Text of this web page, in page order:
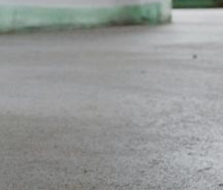
štátoch Európskej únie alebo v iných
prípadoch sa prenáša plná IP-adresa
spoločnosť Google tieto informácie
a na poskytnutie ďalších služieb
Vašim prehliadačom
prehliadačový plugin, ktorý je
údajov. Osadí sa Opt-Out-